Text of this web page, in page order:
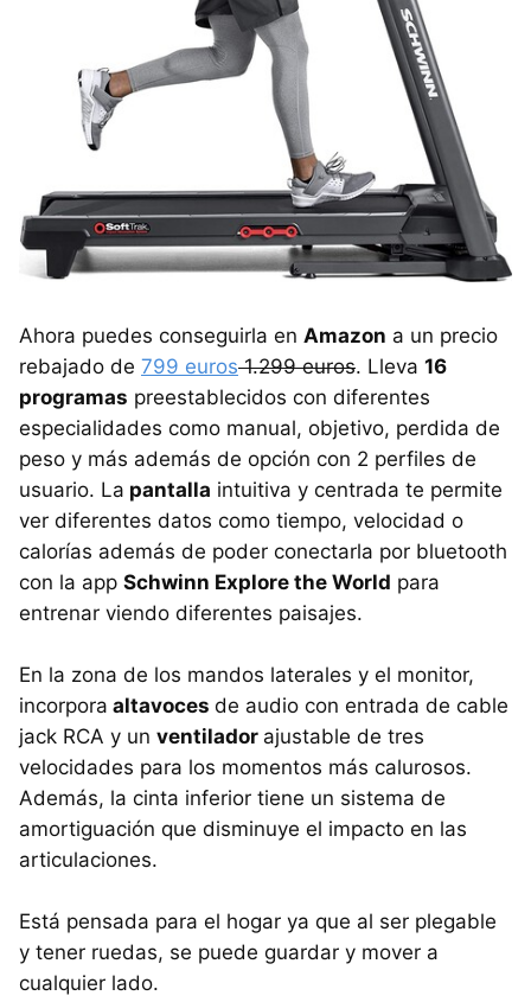
Ahora puedes conseguirla en Amazon a un precio
rebajado de 799 euros1.299 euros. Lleva 16
programas preestablecidos con diferentes
especialidades como manual, objetivo, perdida de
peso y más además de opción con 2 perfiles de
usuario. La pantalla intuitiva y centrada te permite
ver diferentes datos como tiempo, velocidad o
calorías además de poder conectarla por bluetooth
con la app Schwinn Explore the World para
entrenar viendo diferentes paisajes.
En la zona de los mandos laterales y el monitor,
incorpora altavoces de audio con entrada de cable
jack RCA y un ventilador ajustable de tres
velocidades para los momentos más calurosos.
Además, la cinta inferior tiene un sistema de
amortiguación que disminuye el impacto en las
articulaciones.
Está pensada para el hogar ya que al ser plegable
y tener ruedas, se puede guardar y mover a
cualquier lado.